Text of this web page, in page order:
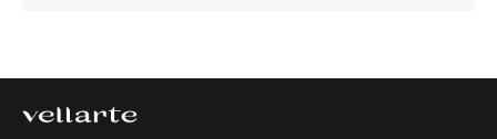
różnica wymiarów może wynosić +/- 5cm